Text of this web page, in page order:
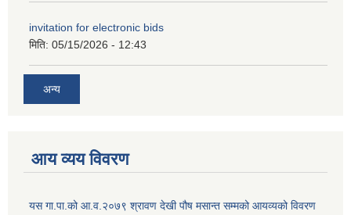
invitation for electronic bids
मिति: 05/15/2026 - 12:43
अन्य
आय व्यय विवरण
यस गा.पा.को आ.व.२०७९ श्रावण देखी पौष मसान्त सम्मको आयव्यको विवरण